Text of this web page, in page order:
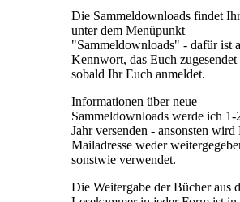
Die Sammeldownloads findet
unter dem Menüpunkt
"Sammeldownloads" - dafür ist
Kennwort, das Euch
sobald Ihr Euch anmeldet.
Informationen über neue
Sammeldownloads werde ich 1-
Jahr versenden - ansonsten wird
Mailadresse weder
sonstwie verwendet.
Die Weitergabe der Bücher aus